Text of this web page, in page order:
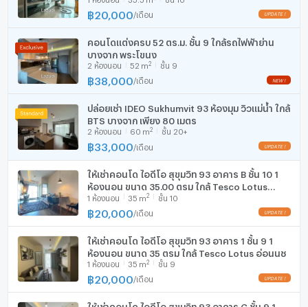
--- PropertyScout ---
เครื่องซักผ้า
฿20,000 /เดือน
คอนโดแต่งครบ 52 ตร.ม. ชั้น 9 ใกล้รถไฟฟ้าย่าน
บางจาก พระโขนง
2 ห้องนอน 52 m2 ชั้น 9
฿38,000 /เดือน
ปล่อยเช่า IDEO Sukhumvit 93 ห้องมุม วิวแม่น้ำ ใกล้
BTS บางจาก เพียง 80 เมตร
2 ห้องนอน 60 m2 ชั้น 20+
฿33,000 /เดือน
ให้เช่าคอนโด ไอดีโอ สุขุมวิท 93 อาคาร B ชั้น 10 1
ห้องนอน ขนาด 35.00 ตรม ใกล้ Tesco Lotus
อ่อนนุช
1 ห้องนอน 35 m2 ชั้น 10
฿20,000 /เดือน
ให้เช่าคอนโด ไอดีโอ สุขุมวิท 93 อาคาร 1 ชั้น 9 1
ห้องนอน ขนาด 35 ตรม ใกล้ Tesco Lotus อ่อนนุช
1 ห้องนอน 35 m2 ชั้น 9
฿20,000 /เดือน
ให้เช่าคอนโด ไอดีโอ สุขุมวิท 93 อาคาร C ชั้น 9 1